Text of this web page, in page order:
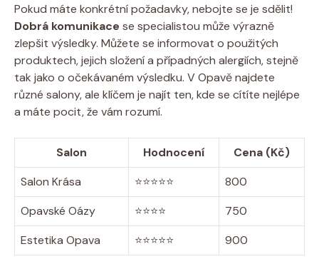
Pokud máte konkrétní požadavky, nebojte se je sdělit!
Dobrá komunikace se specialistou může výrazně
zlepšit výsledky. Můžete se informovat o použitých
produktech, jejich složení a případných alergiích, stejně
tak jako o očekávaném výsledku. V Opavě najdete
různé salony, ale klíčem je najít ten, kde se cítíte nejlépe
a máte pocit, že vám rozumí.
Salon Hodnocení
Cena (Kč)
Salon Krása
⭐️⭐️⭐️⭐️⭐️
800
Opavské Oázy
⭐️⭐️⭐️⭐️
750
Estetika Opava
⭐️⭐️⭐️⭐️⭐️ 900